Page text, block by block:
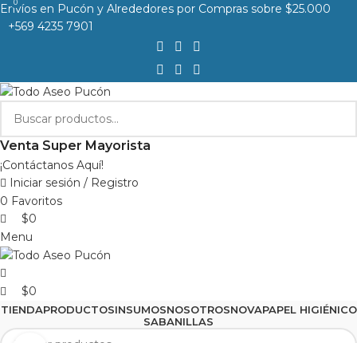
Envíos en Pucón y Alrededores por Compras sobre $25.000
+569 4235 7901
Venta Super Mayorista
¡Contáctanos Aquí!
Iniciar sesión / Registro
0 Favoritos
0
$0
Menu
0
$0
TIENDAPRODUCTOSINSUMOSNOSOTROSNOVAPAPEL HIGIÉNICO
SABANILLAS